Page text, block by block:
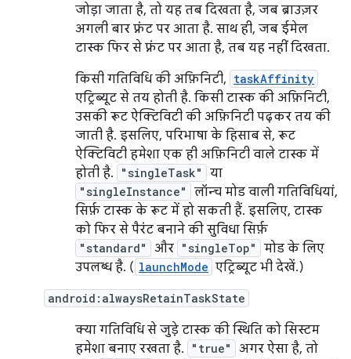
जोड़ा जाता है, तो यह तब दिखता है, जब ब्राउज़र
अगली बार फ़्रंट पर आता है. साथ ही, जब ईमेल
टास्क फिर से फ़्रंट पर आता है, तब यह नहीं दिखता.
किसी गतिविधि की अफ़िनिटी, taskAffinity
एट्रिब्यूट से तय होती है. किसी टास्क की अफ़िनिटी,
उसकी रूट ऐक्टिविटी की अफ़िनिटी पढ़कर तय की
जाती है. इसलिए, परिभाषा के हिसाब से, रूट
ऐक्टिविटी हमेशा एक ही अफ़िनिटी वाले टास्क में
होती है.
"singleTask" या
"singleInstance"
लॉन्च मोड वाली गतिविधियां,
सिर्फ़ टास्क के रूट में हो सकती हैं. इसलिए, टास्क
को फिर से पैरंट बनाने की सुविधा सिर्फ़
"standard" और "singleTop"
मोड के लिए
उपलब्ध है. ( launchMode एट्रिब्यूट भी देखें.)
android:alwaysRetainTaskState
क्या गतिविधि से जुड़े टास्क की स्थिति को सिस्टम
हमेशा बनाए रखता है.
"true"
अगर ऐसा है, तो